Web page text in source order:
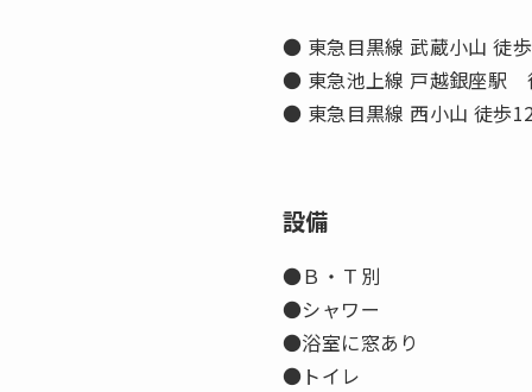
● 東急目黒線 武蔵小山 徒
● 東急池上線 戸越銀座駅
● 東急目黒線 西小山 徒歩
設備
●Ｂ・Ｔ別
●シャワー
●浴室に窓あり
●トイレ